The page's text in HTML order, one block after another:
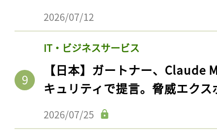
2026/07/12
IT・ビジネスサービス
【日本】ガートナー、Claude
キュリティで提言。脅威エク
2026/07/25